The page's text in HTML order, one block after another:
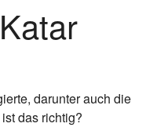
darunter auch die
das richtig?